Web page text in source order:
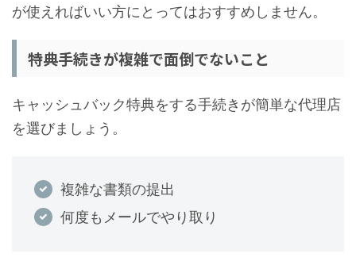
が使えればいい方にとってはおすすめしません。
特典手続きが複雑で面倒でないこと
キャッシュバック特典をする手続きが簡単な代理店
を選びましょう。
複雑な書類の提出
何度もメールでやり取り